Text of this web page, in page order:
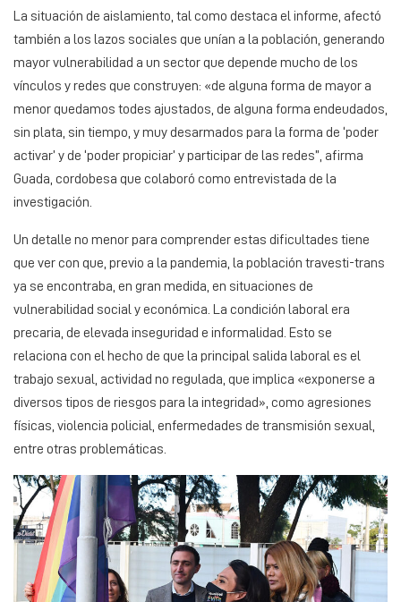
La situación de aislamiento, tal como destaca el informe, afectó
también a los lazos sociales que unían a la población, generando
mayor vulnerabilidad a un sector que depende mucho de los
vínculos y redes que construyen: «de alguna forma de mayor a
menor quedamos todes ajustados, de alguna forma endeudados,
sin plata, sin tiempo, y muy desarmados para la forma de ‘poder
activar’ y de ‘poder propiciar’ y participar de las redes”, afirma
Guada, cordobesa que colaboró como entrevistada de la
investigación.
Un detalle no menor para comprender estas dificultades tiene
que ver con que, previo a la pandemia, la población travesti-trans
ya se encontraba, en gran medida, en situaciones de
vulnerabilidad social y económica. La condición laboral era
precaria, de elevada inseguridad e informalidad. Esto se
relaciona con el hecho de que la principal salida laboral es el
trabajo sexual, actividad no regulada, que implica «exponerse a
diversos tipos de riesgos para la integridad», como agresiones
físicas, violencia policial, enfermedades de transmisión sexual,
entre otras problemáticas.